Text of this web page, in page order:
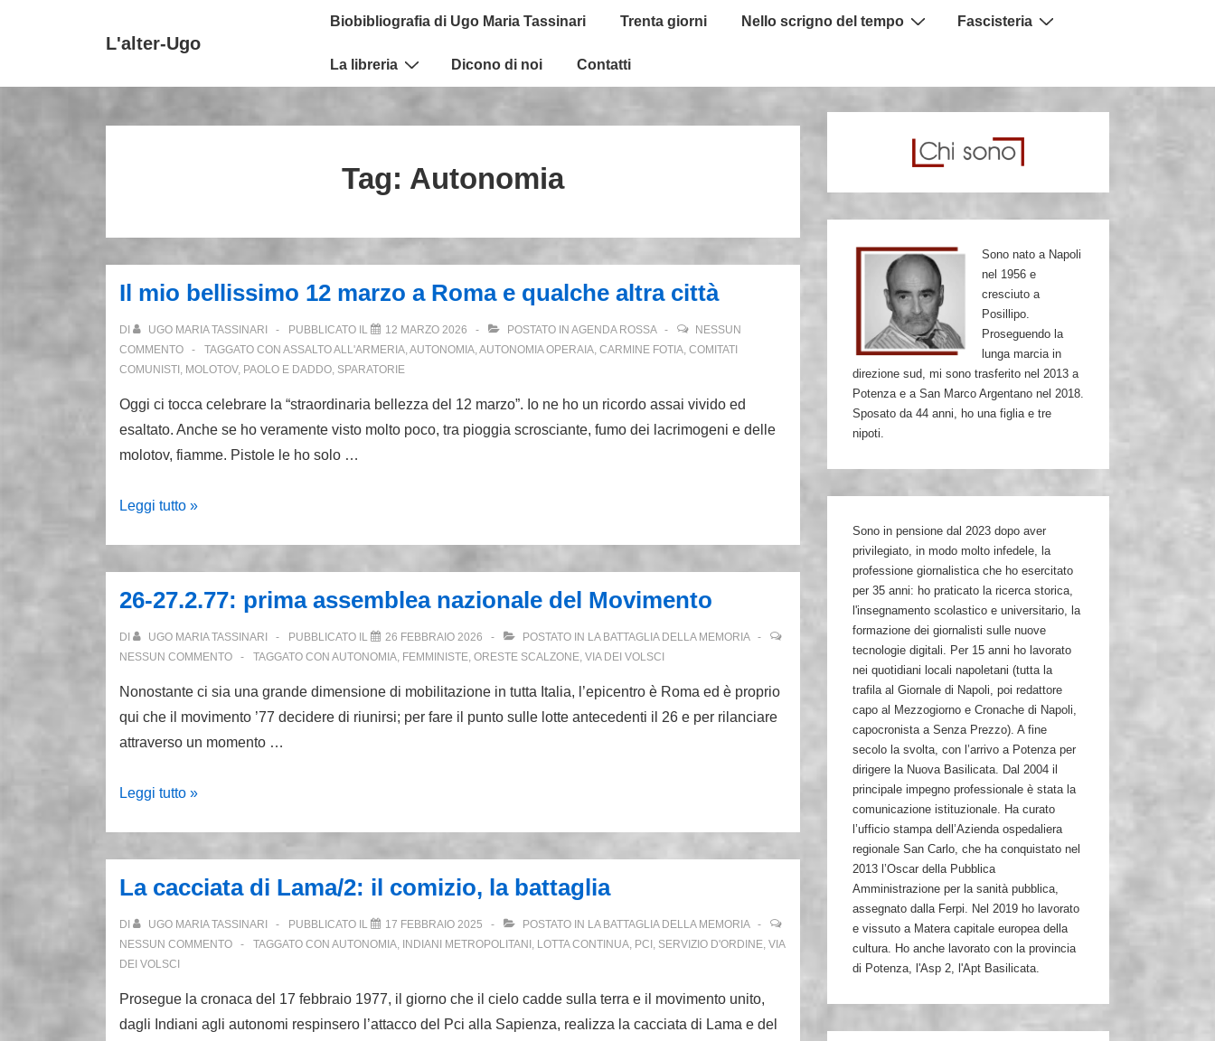
contenuto
L'alter-Ugo
Menu
Biobibliografia di Ugo Maria Tassinari Trenta giorni Nello scrigno del tempo Fascisteria
La libreria Dicono di noi Contatti
Tag: Autonomia
Il mio bellissimo 12 marzo a Roma e qualche altra città
DI UGO MARIA TASSINARI PUBBLICATO IL 12 MARZO 2026 POSTATO IN AGENDA ROSSA
NESSUN
COMMENTO
TAGGATO CON ASSALTO ALL'ARMERIA,AUTONOMIA,AUTONOMIA OPERAIA, CARMINE FOTIA, COMITATI
COMUNISTI , MOLOTOV, PAOLO E DADDO, SPARATORIE
Oggi ci tocca celebrare la “straordinaria bellezza del 12 marzo”. Io ne ho un ricordo assai vivido ed
esaltato. Anche se ho veramente visto molto poco, tra pioggia scrosciante, fumo dei lacrimogeni e delle
molotov, fiamme. Pistole le ho solo …
Il
marzo
a
Roma
Leggi tutto »
26-27.2.77: prima assemblea nazionale del Movimento
DI UGO MARIA TASSINARI PUBBLICATO IL 26 FEBBRAIO 2026 POSTATO IN LA BATTAGLIA DELLA MEMORIA
NESSUN COMMENTO
TAGGATO CON AUTONOMIA, FEMMINISTE, ORESTE SCALZONE, VIA DEI VOLSCI
Nonostante ci sia una grande dimensione di mobilitazione in tutta Italia, l’epicentro è Roma ed è proprio
qui che il movimento ’77 decidere di riunirsi; per fare il punto sulle lotte antecedenti il 26 e per rilanciare
attraverso un momento …
26-
nazionale
del
Movimento
Leggi tutto »
La cacciata di Lama/2: il comizio, la battaglia
DI UGO MARIA TASSINARI PUBBLICATO IL 17 FEBBRAIO 2025 POSTATO IN LA BATTAGLIA DELLA MEMORIA
NESSUN COMMENTO
TAGGATO CON AUTONOMIA, INDIANI METROPOLITANI , LOTTA CONTINUA, PCI , SERVIZIO D'ORDINE, VIA
DEI VOLSCI
Prosegue la cronaca del 17 febbraio 1977, il giorno che il cielo cadde sulla terra e il movimento unito,
dagli Indiani agli autonomi respinsero l’attacco del Pci alla Sapienza, realizza la cacciata di Lama e del
Sono nato a Napoli
nel 1956 e
cresciuto a
Posillipo.
Proseguendo la
lunga marcia in
direzione sud, mi sono trasferito nel 2013 a
Potenza e a San Marco Argentano nel 2018.
Sposato da 44 anni, ho una figlia e tre
nipoti.
Sono in pensione dal 2023 dopo aver
privilegiato, in modo molto infedele, la
professione giornalistica che ho esercitato
per 35 anni: ho praticato la ricerca storica,
l'insegnamento scolastico e universitario, la
formazione dei giornalisti sulle nuove
tecnologie digitali. Per 15 anni ho lavorato
nei quotidiani locali napoletani (tutta la
trafila al Giornale di Napoli, poi redattore
capo al Mezzogiorno e Cronache di Napoli,
capocronista a Senza Prezzo). A fine
secolo la svolta, con l’arrivo a Potenza per
dirigere la Nuova Basilicata. Dal 2004 il
principale impegno professionale è stata la
comunicazione istituzionale. Ha curato
l’ufficio stampa dell’Azienda ospedaliera
regionale San Carlo, che ha conquistato nel
2013 l’Oscar della Pubblica
Amministrazione per la sanità pubblica,
assegnato dalla Ferpi. Nel 2019 ho lavorato
e vissuto a Matera capitale europea della
cultura. Ho anche lavorato con la provincia
di Potenza, l'Asp 2, l'Apt Basilicata.